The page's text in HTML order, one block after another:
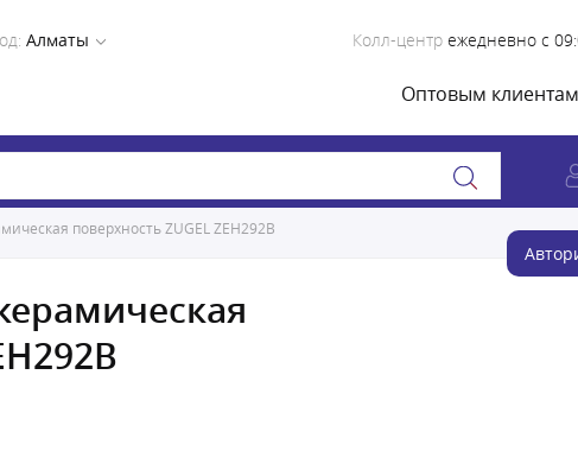
Алматы Колл-центр ежедневно с
Оптовым клиентам
поверхность ZUGEL ZEH292B